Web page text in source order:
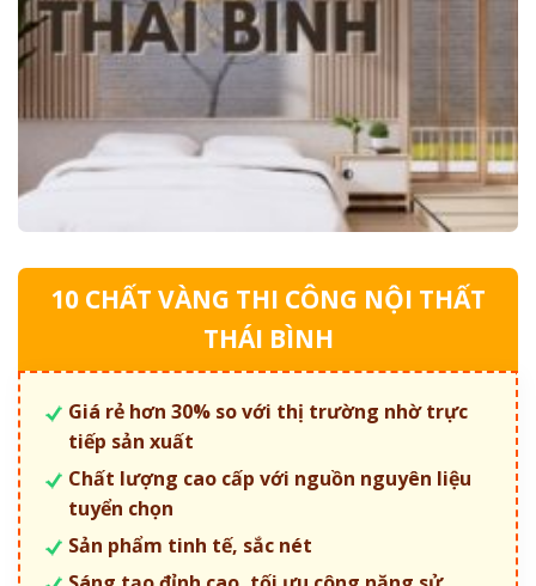
10 CHẤT VÀNG THI CÔNG NỘI THẤT
THÁI BÌNH
Giá rẻ hơn 30% so với thị trường nhờ trực
tiếp sản xuất
Chất lượng cao cấp với nguồn nguyên liệu
tuyển chọn
Sản phẩm tinh tế, sắc nét